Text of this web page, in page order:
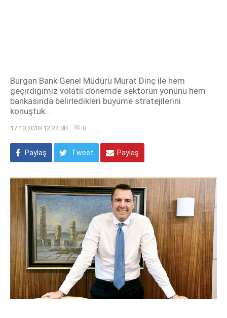
Burgan Bank Genel Müdürü Murat Dinç ile hem
geçirdiğimiz volatil dönemde sektörün yönünü hem
bankasında belirledikleri büyüme stratejilerini
konuştuk...
17.10.2018 12:24:00 0
Paylaş Tweet Paylaş